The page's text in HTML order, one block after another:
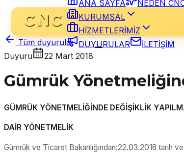
ANA SAYFA
NEDEN
KURUMSAL
HİZMETLERİMİZ
DUYURULAR
İLETİŞİM
Tüm duyurular
Duyuru
22 Mart 2018
Gümrük
GÜMRÜK YÖNETMELİĞİNDE DEĞİŞİKLİK
DAİR YÖNETMELİK
Gümrük ve Ticaret Bakanlığından:22.03.2018 tarih ve